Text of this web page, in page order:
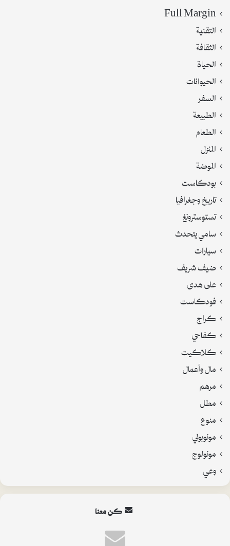
Full Margin
التقنية
الثقافة
الحياة
الحيوانات
السفر
الطبيعة
الطعام
المنزل
الموضة
بودكاست
تاريخ وجغرافيا
تستوسترونغ
سامي يتحدث
سيارات
ضيف شريف
على هدى
فودكاست
كراج
كفاحي
كلاكيت
مال وأعمال
مرهم
مطل
منوع
مونوبولي
مونولوج
وعي
كن معنا